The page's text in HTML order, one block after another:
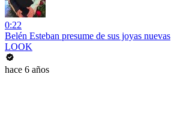
0:22
Belén Esteban presume de sus joyas nuevas
LOOK
hace 6 años